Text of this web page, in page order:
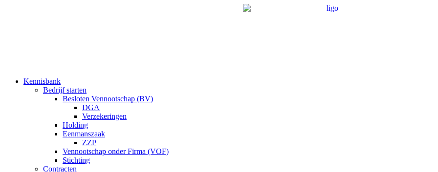
Kennisbank
Bedrijf starten
Besloten Vennootschap (BV)
DGA
Verzekeringen
Holding
Eenmanszaak
ZZP
Vennootschap onder Firma (VOF)
Stichting
Contracten